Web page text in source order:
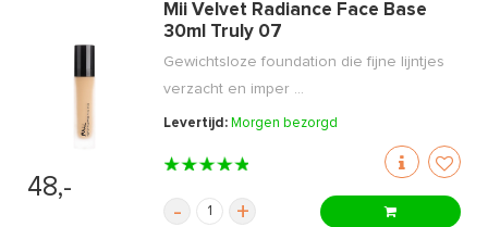
48,-
Mii Velvet Radiance Face Base
30ml Truly 07
Gewichtsloze foundation die fijne lijntjes
verzacht en imper ...
Levertijd: Morgen bezorgd
- +